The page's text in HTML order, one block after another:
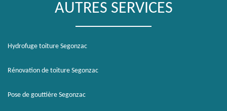
AUTRES SERVICES
Hydrofuge toiture Segonzac
Rénovation de toiture Segonzac
Pose de gouttière Segonzac